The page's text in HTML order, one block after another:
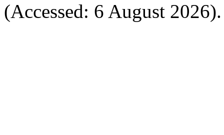
(Accessed: 6 August 2026).